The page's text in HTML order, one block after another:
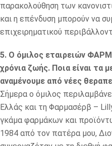
παρακολούθηση των
και η επένδυση μπορούν να
επιχειρηματικού
5. Ο όμιλος εταιρειών
χρόνια ζωής. Ποια είναι τα
αναμένουμε από νέες
Σήμερα ο όμιλος
Ελλάς και τη Φαρμασέρβ –
γκάμα φαρμάκων και
1984 από τον πατέρα μου,